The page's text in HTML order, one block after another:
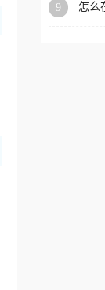
9
怎么